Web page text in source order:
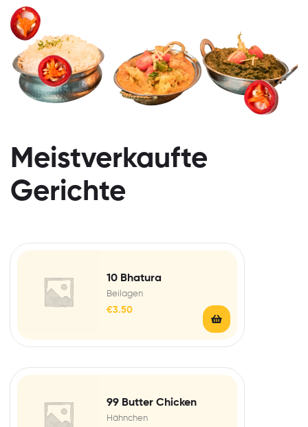
Meistverkaufte
Gerichte
Beilagen
10 Bhatura
€3.50
Hähnchen
99 Butter Chicken